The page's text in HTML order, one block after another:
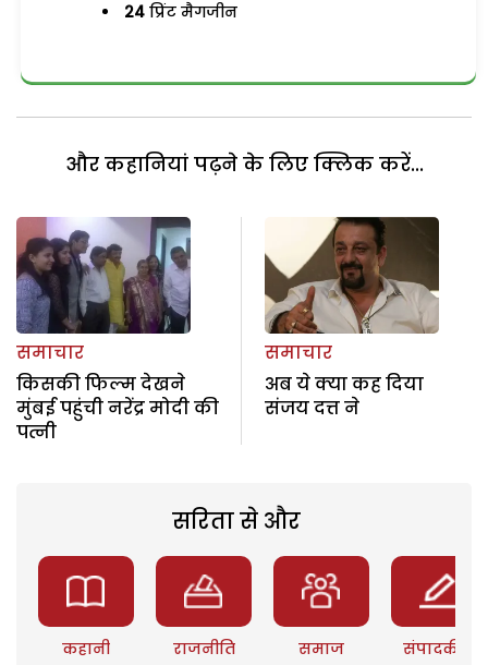
24 प्रिंट मैगजीन
और कहानियां पढ़ने के लिए क्लिक करें...
समाचार
किसकी फिल्म देखने
मुंबई पहुंची नरेंद्र मोदी की
पत्नी
समाचार
अब ये क्या कह दिया
संजय दत्त ने
सरिता से और
कहानी राजनीति समाज संपादकीय